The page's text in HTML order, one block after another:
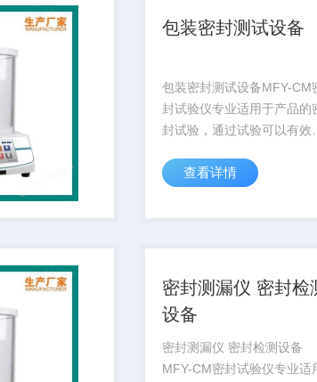
包装密封测试设备
包装密封测试设备MFY-CM
封试验仪专业适用于产品的
封试验，通过试验可以有效地
艺及密封性能，是食品、塑料
行业理想的密封试验检测仪
查看详情
密封测漏仪 密封检
设备
密封测漏仪 密封检测设备
MFY-CM密封试验仪专业适